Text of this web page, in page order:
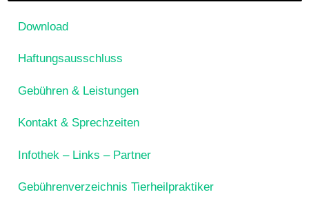
Download
Haftungsausschluss
Gebühren & Leistungen
Kontakt & Sprechzeiten
Infothek – Links – Partner
Gebührenverzeichnis Tierheilpraktiker